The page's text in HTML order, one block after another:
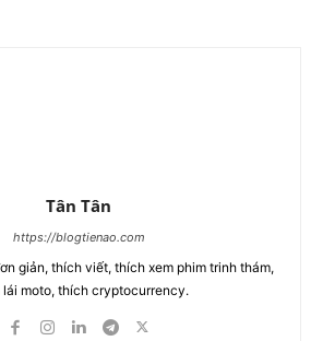
Tân Tân
https://blogtienao.com
giản, thích viết, thích xem phim trinh thám,
moto, thích cryptocurrency.